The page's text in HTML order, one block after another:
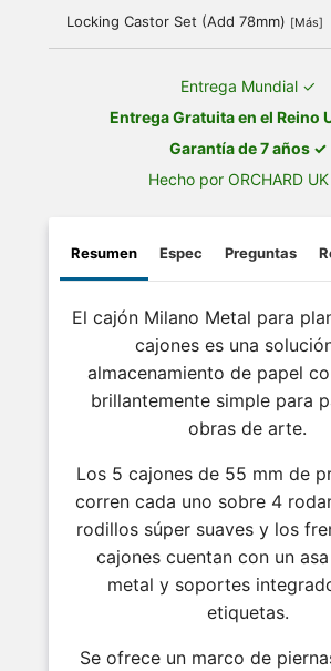
Locking Castor Set (Add 78mm) [Más]
Entrega Mundial ✓
Entrega Gratuita en el Reino
Garantía de 7 años ✓
Hecho por ORCHARD
Resumen Espec Preguntas
El cajón Milano Metal para
cajones es una
almacenamiento de papel
brillantemente simple para
obras de arte.
Los 5 cajones de 55 mm de
corren cada uno sobre 4
rodillos súper suaves y los
cajones cuentan con un
metal y soportes
etiquetas.
Se ofrece un marco de